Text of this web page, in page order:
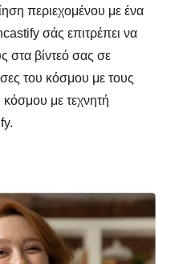
περιεχομένου με ένα
σάς επιτρέπει να
στα βίντεό σας σε
του κόσμου με τους
με τεχνητή